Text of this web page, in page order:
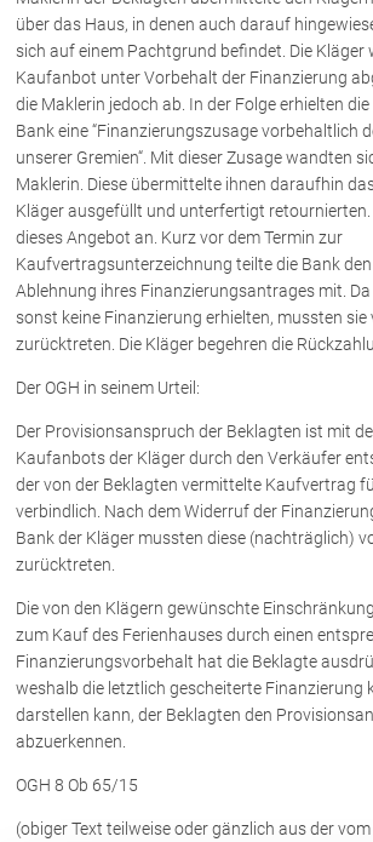
Netzwerk
Download
Die Österreichischen Rechtsanwälte
Anwälte
Dr. Stefan Müller
Dr. Petra Piccolruaz
Mag. Patrick Piccolruaz
Dr. Roland Piccolruaz †
Mag. Raphaela Klotz
Rechtsnews
Paragraphen & Mehr
Medien
Vorarlberg Online
NOVUM
FAQ
Unternehmensnachfolge in der
über das Haus, in denen auch darauf
sich auf einem Pachtgrund befindet. Die Kläger
Kaufanbot unter Vorbehalt der Finanzierung
die Maklerin jedoch ab. In der Folge erhielten
Bank eine “Finanzierungszusage vorbehaltlich
unserer Gremien“. Mit dieser Zusage wandten
Maklerin. Diese übermittelte ihnen daraufhin
Kläger ausgefüllt und unterfertigt
dieses Angebot an. Kurz vor dem Termin zur
Kaufvertragsunterzeichnung teilte die Bank
Ablehnung ihres Finanzierungsantrages mit.
sonst keine Finanzierung erhielten, mussten
zurücktreten. Die Kläger begehren die
Der OGH in seinem Urteil:
Der Provisionsanspruch der Beklagten ist mit
Kaufanbots der Kläger durch den Verkäufer
der von der Beklagten vermittelte Kaufvertrag
verbindlich. Nach dem Widerruf der
Bank der Kläger mussten diese (nachträglich)
zurücktreten.
Die von den Klägern gewünschte
zum Kauf des Ferienhauses durch einen
Finanzierungsvorbehalt hat die Beklagte
weshalb die letztlich gescheiterte Finanzierung
darstellen kann, der Beklagten den
abzuerkennen.
OGH 8 Ob 65/15
(obiger Text teilweise oder gänzlich aus der vom